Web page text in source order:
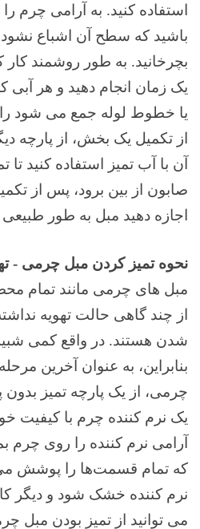
استفاده کنید. به آرامی چرم
باشید که سطح آن اشباع نشود
بچرخانید. به طور روشمند کار
یک زمان انجام دهید و هر آبی
یا خطوط لوله جمع می شود
از تکمیل یک بخش، از پارچه
آن با آب تمیز استفاده کنید تا
صابون از بین برود، پس از
اجازه دهید مبل به طور
نحوه تمیز کردن مبل چرمی -
مبل های چرمی مانند تمام
از چند گاهی حالت تهویه
شدن هستند. در واقع کمی
بنابراین، به عنوان آخرین
چرمی، از یک پارچه تمیز بدون
یک نرم کننده چرم با کیفیت
آرامی نرم کننده را روی چرم
که تمام قسمت‌ها را پوشش می
نرم کننده خشک شود و دیگر
می توانید از تمیز بودن مبل